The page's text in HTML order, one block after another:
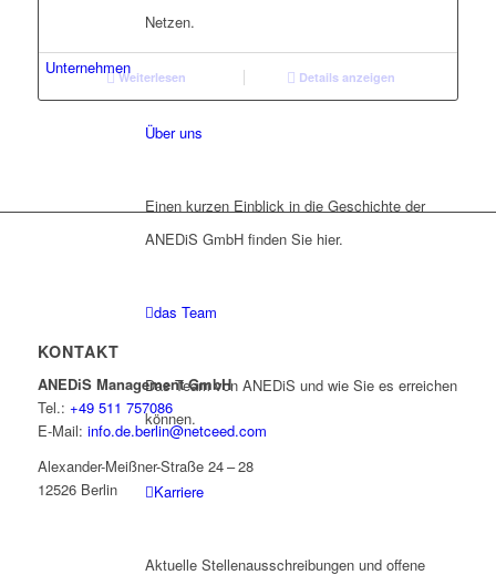
Netzen.
Unternehmen
Über uns
Einen kurzen Einblick in die Geschichte der
ANEDiS GmbH finden Sie hier.
das Team
Das Team von ANEDiS und wie Sie es erreichen
können.
Karriere
Aktuelle Stellenausschreibungen und offene
Weiterlesen Details anzeigen
KONTAKT
ANEDiS Management GmbH
Tel.: +49 511 757086
E-Mail: info.de.berlin@netceed.com
Alexander-Meißner-Straße 24 – 28
12526 Berlin